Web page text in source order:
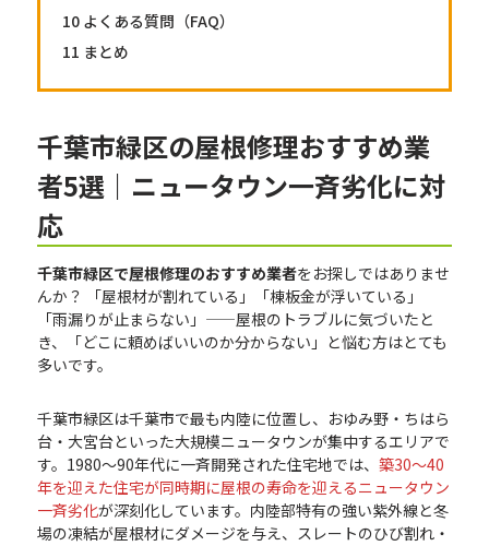
10 よくある質問（FAQ）
11 まとめ
千葉市緑区の屋根修理おすすめ業
者5選｜ニュータウン一斉劣化に対
応
千葉市緑区で屋根修理のおすすめ業者をお探しではありませ
んか？ 「屋根材が割れている」「棟板金が浮いている」
「雨漏りが止まらない」——屋根のトラブルに気づいたと
き、「どこに頼めばいいのか分からない」と悩む方はとても
多いです。
千葉市緑区は千葉市で最も内陸に位置し、おゆみ野・ちはら
台・大宮台といった大規模ニュータウンが集中するエリアで
す。1980〜90年代に一斉開発された住宅地では、 築30〜40
年を迎えた住宅が同時期に屋根の寿命を迎えるニュータウン
一斉劣化が深刻化しています。内陸部特有の強い紫外線と冬
場の凍結が屋根材にダメージを与え、スレートのひび割れ・